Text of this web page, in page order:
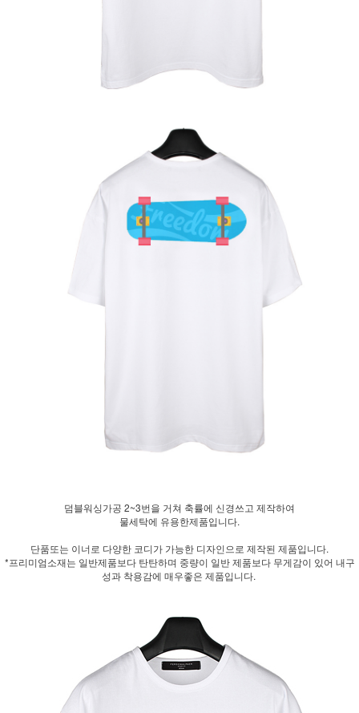
덤블워싱가공 2~3번을 거쳐 축률에 신경쓰고 제작하여
물세탁에 유용한제품입니다.
단품또는 이너로 다양한 코디가 가능한 디자인으로 제작된 제품입니다.
*프리미엄소재는 일반제품보다 탄탄하며 중량이 일반 제품보다 무게감이 있어 내구
성과 착용감에 매우좋은 제품입니다.